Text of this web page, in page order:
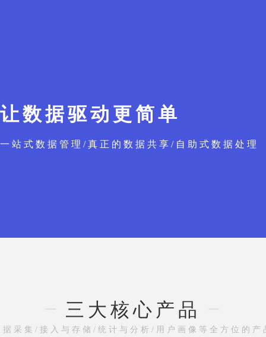
让数据驱动更简单
一站式数据管理/真正的数据共享/自助式数据处理
三大核心产品
据采集/接入与存储/统计与分析/用户画像等全方位的产